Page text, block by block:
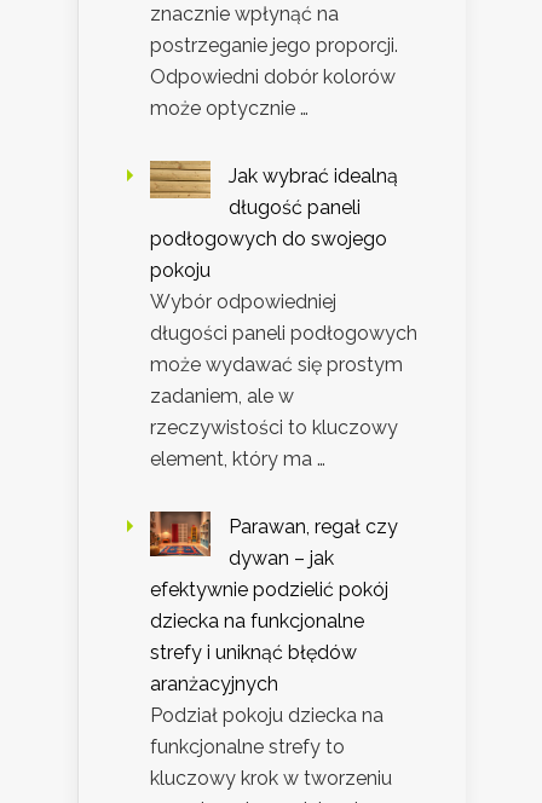
znacznie wpłynąć na
postrzeganie jego proporcji.
Odpowiedni dobór kolorów
może optycznie …
Jak wybrać idealną
długość paneli
podłogowych do swojego
pokoju
Wybór odpowiedniej
długości paneli podłogowych
może wydawać się prostym
zadaniem, ale w
rzeczywistości to kluczowy
element, który ma …
Parawan, regał czy
dywan – jak
efektywnie podzielić pokój
dziecka na funkcjonalne
strefy i uniknąć błędów
aranżacyjnych
Podział pokoju dziecka na
funkcjonalne strefy to
kluczowy krok w tworzeniu